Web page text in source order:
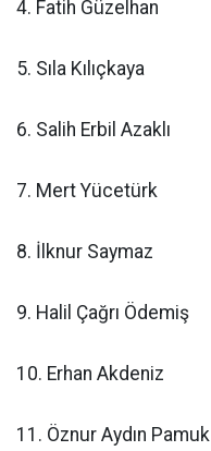
4. Fatih Güzelhan
5. Sıla Kılıçkaya
6. Salih Erbil Azaklı
7. Mert Yücetürk
8. İlknur Saymaz
9. Halil Çağrı Ödemiş
10. Erhan Akdeniz
11. Öznur Aydın Pamuk